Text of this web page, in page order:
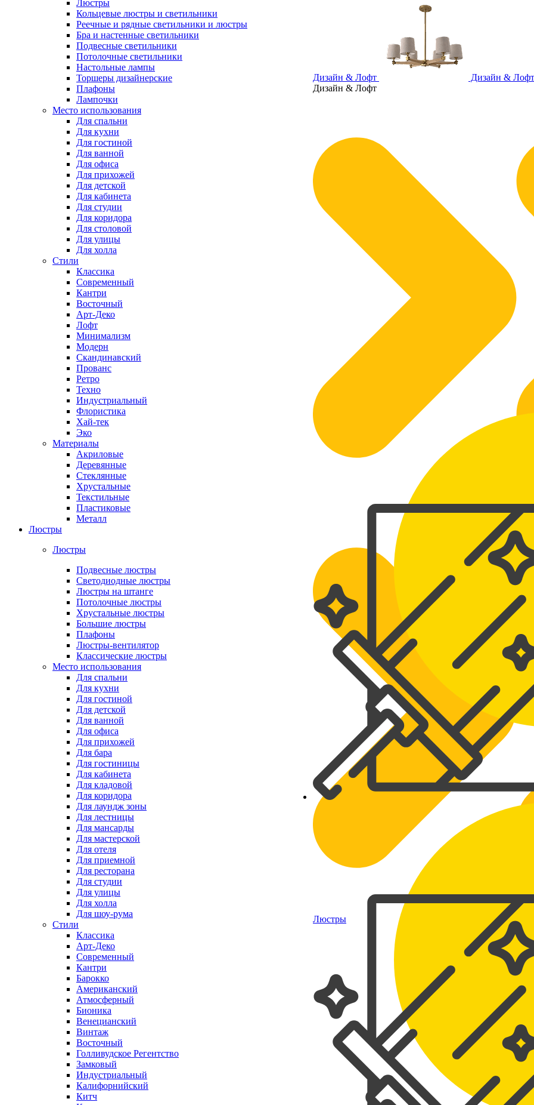
Дизайн & Лофт
Дизайн & Лофт
Дизайн & Лофт
Люстры
Люстры
Кольцевые люстры и светильники
Реечные и рядные светильники и люстры
Бра и настенные светильники
Подвесные светильники
Потолочные светильники
Настольные лампы
Торшеры дизайнерские
Плафоны
Лампочки
Место использования
Для спальни
Для кухни
Для гостиной
Для ванной
Для офиса
Для прихожей
Для детской
Для кабинета
Для студии
Для коридора
Для столовой
Для улицы
Для холла
Стили
Классика
Современный
Кантри
Восточный
Арт-Деко
Лофт
Минимализм
Модерн
Скандинавский
Прованс
Ретро
Техно
Индустриальный
Флористика
Хай-тек
Эко
Материалы
Акриловые
Деревянные
Стеклянные
Хрустальные
Текстильные
Пластиковые
Металл
Люстры
Люстры
Подвесные люстры
Светодиодные люстры
Люстры на штанге
Потолочные люстры
Хрустальные люстры
Большие люстры
Плафоны
Люстры-вентилятор
Классические люстры
Место использования
Для спальни
Для кухни
Для гостиной
Для детской
Для ванной
Для офиса
Для прихожей
Для бара
Для гостиницы
Для кабинета
Для кладовой
Для коридора
Для лаундж зоны
Для лестницы
Для мансарды
Для мастерской
Для отеля
Для приемной
Для ресторана
Для студии
Для улицы
Для холла
Для шоу-рума
Стили
Классика
Арт-Деко
Современный
Кантри
Барокко
Американский
Атмосферный
Бионика
Венецианский
Винтаж
Восточный
Голливудское Регентство
Замковый
Индустриальный
Калифорнийский
Китч